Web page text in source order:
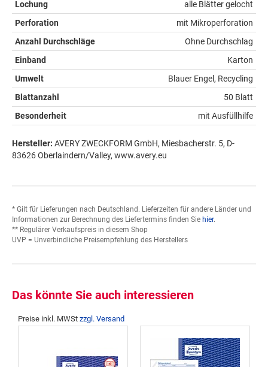
Lochung
alle Blätter gelocht
Perforation
mit Mikroperforation
Anzahl Durchschläge
Ohne Durchschlag
Einband
Karton
Umwelt
Blauer Engel, Recycling
Blattanzahl
50 Blatt
Besonderheit
mit Ausfüllhilfe
Hersteller: AVERY ZWECKFORM GmbH, Miesbacherstr. 5, D-
83626 Oberlaindern/Valley, www.avery.eu
* Gilt für Lieferungen nach Deutschland. Lieferzeiten für andere Länder und
Informationen zur Berechnung des Liefertermins finden Sie hier.
** Regulärer Verkaufspreis in diesem Shop
UVP = Unverbindliche Preisempfehlung des Herstellers
Das könnte Sie auch interessieren
Preise inkl. MWSt zzgl. Versand